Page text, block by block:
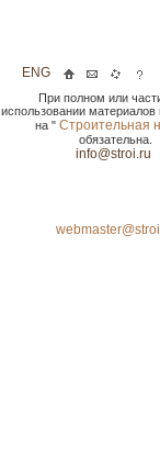
ENG
При полном или
использовании материалов
на " Строительная
обязательна.
info@stroi.ru